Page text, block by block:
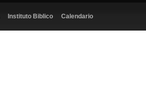
Instituto Biblico Calendario